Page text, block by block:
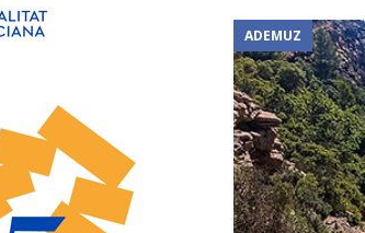
BÉTERA
Investigadas dos personas por
[ 5 agosto, 2026 ]
El Consell autoriza una inversión de
cuencas afectadas por la DANA
DANA
[ 5 agosto, 2026 ]
La tarjeta de transporte gratuito
ADEMUZ